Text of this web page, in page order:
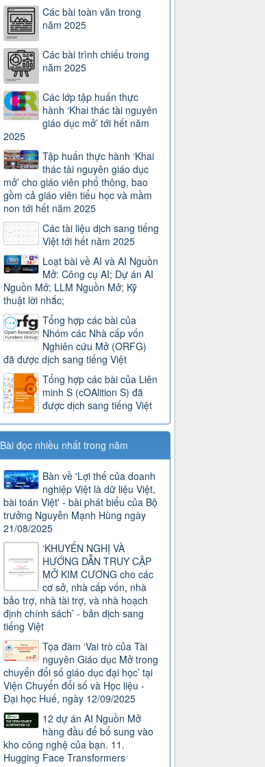
Các bài toàn văn trong
năm 2025
Các bài trình chiếu trong
năm 2025
Các lớp tập huấn thực
hành ‘Khai thác tài nguyên
giáo dục mở’ tới hết năm
2025
Tập huấn thực hành ‘Khai
thác tài nguyên giáo dục
mở’ cho giáo viên phổ thông, bao
gồm cả giáo viên tiểu học và mầm
non tới hết năm 2025
Các tài liệu dịch sang tiếng
Việt tới hết năm 2025
Loạt bài về AI và AI Nguồn
Mở: Công cụ AI; Dự án AI
Nguồn Mở; LLM Nguồn Mở; Kỹ
thuật lời nhắc;
Tổng hợp các bài của
Nhóm các Nhà cấp vốn
Nghiên cứu Mở (ORFG)
đã được dịch sang tiếng Việt
Tổng hợp các bài của Liên
minh S (cOAlition S) đã
được dịch sang tiếng Việt
Bài đọc nhiều nhất trong năm
Bàn về 'Lợi thế của doanh
nghiệp Việt là dữ liệu Việt,
bài toán Việt' - bài phát biểu của Bộ
trưởng Nguyễn Mạnh Hùng ngày
21/08/2025
‘KHUYẾN NGHỊ VÀ
HƯỚNG DẪN TRUY CẬP
MỞ KIM CƯƠNG cho các
cơ sở, nhà cấp vốn, nhà
bảo trợ, nhà tài trợ, và nhà hoạch
định chính sách’ - bản dịch sang
tiếng Việt
Tọa đàm ‘Vai trò của Tài
nguyên Giáo dục Mở trong
chuyển đổi số giáo dục đại học’ tại
Viện Chuyển đổi số và Học liệu -
Đại học Huế, ngày 12/09/2025
12 dự án AI Nguồn Mở
hàng đầu để bổ sung vào
kho công nghệ của bạn. 11.
Hugging Face Transformers